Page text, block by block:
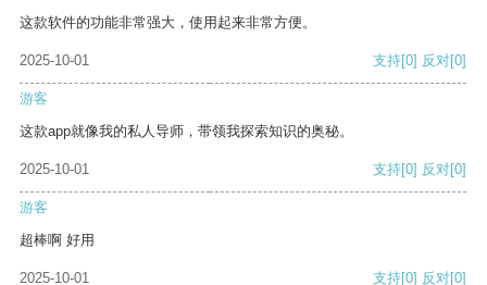
这款软件的功能非常强大，使用起来非常方便。
2025-10-01 支持[0] 反对[0]
游客
这款app就像我的私人导师，带领我探索知识的奥秘。
2025-10-01 支持[0] 反对[0]
游客
超棒啊 好用
2025-10-01 支持[0] 反对[0]